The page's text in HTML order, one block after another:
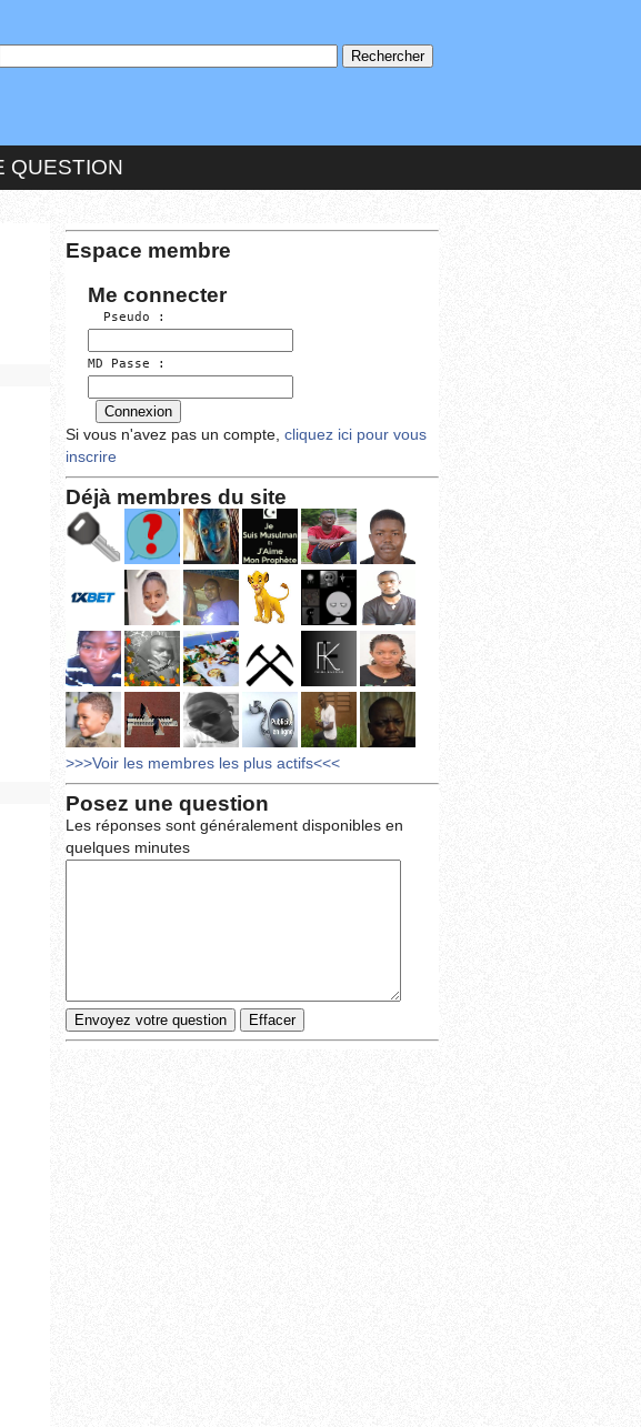
QUESTION
Espace membre
Me connecter
  Pseudo :
MD Passe :
Si vous n'avez pas un compte, cliquez ici pour vous
inscrire
Déjà membres du site
>>>Voir les membres les plus actifs<<<
Posez une question
Les réponses sont généralement disponibles en
quelques minutes